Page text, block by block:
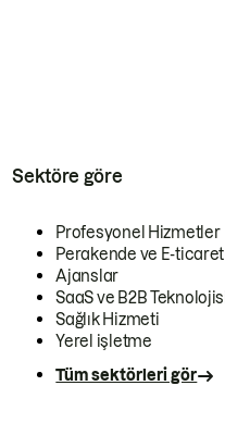
Sektöre göre
Profesyonel Hizmetler
Perakende ve E-ticaret
Ajanslar
SaaS ve B2B
Sağlık Hizmeti
Yerel işletme
Tüm sektörleri gör